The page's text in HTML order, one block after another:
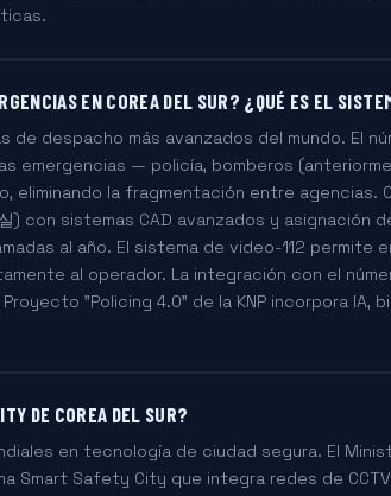
EN COREA DEL SUR? ¿QUÉ ES EL
despacho más avanzados del mundo. El
emergencias — policía, bomberos
eliminando la fragmentación entre agencias.
) con sistemas CAD avanzados y asignación
al año. El sistema de video-112 permite
al operador. La integración con el
"Policing 4.0" de la KNP incorpora IA,
DE COREA DEL SUR?
en tecnología de ciudad segura. El
Smart Safety City que integra redes de